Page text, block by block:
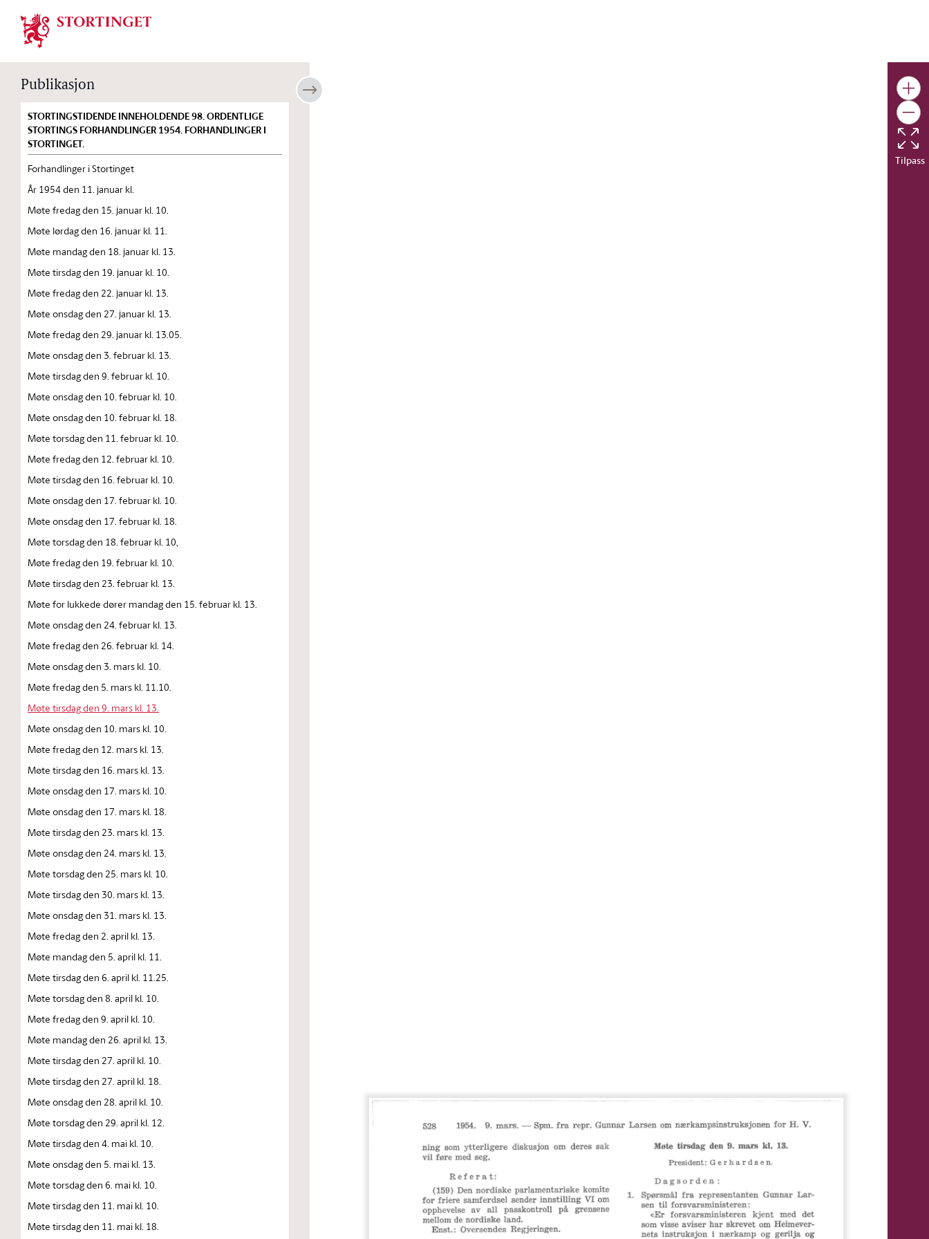
Stortinget.no
Publikasjon
STORTINGSTIDENDE INNEHOLDENDE 98. ORDENTLIGE
STORTINGS FORHANDLINGER 1954. FORHANDLINGER I
STORTINGET.
Forhandlinger i Stortinget
År 1954 den 11. januar kl.
Møte fredag den 15. januar kl. 10.
Møte lørdag den 16. januar kl. 11.
Møte mandag den 18. januar kl. 13.
Møte tirsdag den 19. januar kl. 10.
Møte fredag den 22. januar kl. 13.
Møte onsdag den 27. januar kl. 13.
Møte fredag den 29. januar kl. 13.05.
Møte onsdag den 3. februar kl. 13.
Møte tirsdag den 9. februar kl. 10.
Møte onsdag den 10. februar kl. 10.
Møte onsdag den 10. februar kl. 18.
Møte torsdag den 11. februar kl. 10.
Møte fredag den 12. februar kl. 10.
Møte tirsdag den 16. februar kl. 10.
Møte onsdag den 17. februar kl. 10.
Møte onsdag den 17. februar kl. 18.
Møte torsdag den 18. februar kl. 10,
Møte fredag den 19. februar kl. 10.
Møte tirsdag den 23. februar kl. 13.
Møte for lukkede dører mandag den 15. februar kl. 13.
Møte onsdag den 24. februar kl. 13.
Møte fredag den 26. februar kl. 14.
Møte onsdag den 3. mars kl. 10.
Møte fredag den 5. mars kl. 11.10.
Møte tirsdag den 9. mars kl. 13.
Møte onsdag den 10. mars kl. 10.
Møte fredag den 12. mars kl. 13.
Møte tirsdag den 16. mars kl. 13.
Møte onsdag den 17. mars kl. 10.
Møte onsdag den 17. mars kl. 18.
Møte tirsdag den 23. mars kl. 13.
Møte onsdag den 24. mars kl. 13.
Møte torsdag den 25. mars kl. 10.
Møte tirsdag den 30. mars kl. 13.
Møte onsdag den 31. mars kl. 13.
Møte fredag den 2. april kl. 13.
Møte mandag den 5. april kl. 11.
Møte tirsdag den 6. april kl. 11.25.
Møte torsdag den 8. april kl. 10.
Møte fredag den 9. april kl. 10.
Møte mandag den 26. april kl. 13.
Møte tirsdag den 27. april kl. 10.
Møte tirsdag den 27. april kl. 18.
Møte onsdag den 28. april kl. 10.
Møte torsdag den 29. april kl. 12.
Møte tirsdag den 4. mai kl. 10.
Møte onsdag den 5. mai kl. 13.
Møte torsdag den 6. mai kl. 10.
Møte tirsdag den 11. mai kl. 10.
Møte tirsdag den 11. mai kl. 18.